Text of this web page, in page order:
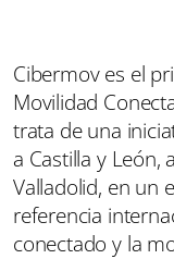
Cibermov es el
Movilidad
trata de una
a Castilla y
Valladolid, en un
referencia
conectado y la